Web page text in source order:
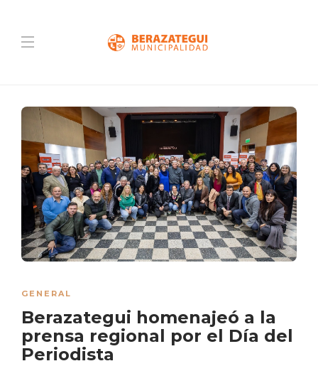
GENERAL
Berazategui homenajeó a la
prensa regional por el Día del
Periodista